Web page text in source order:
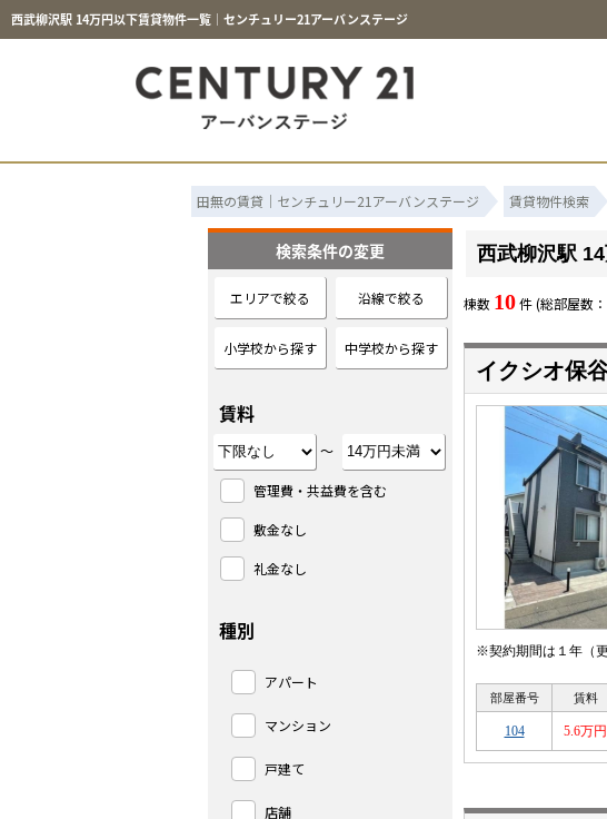
西武柳沢駅 14万円以下賃貸物件一覧｜センチュリー21アーバンステージ
田無の賃貸｜センチュリー21アーバンステージ 賃貸物件検索
西武柳沢駅
棟数 10件 (総部屋数：
イクシオ保
※契約期間は１年（
部屋番号 賃料
104 5.6万円
検索条件の変更
エリアで絞る 沿線で絞る
小学校から探す 中学校から探す
賃料
～
管理費・共益費を含む
敷金なし
礼金なし
種別
アパート
マンション
戸建て
店舗